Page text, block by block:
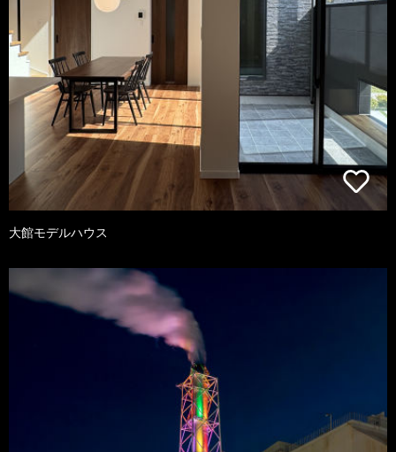
大館モデルハウス